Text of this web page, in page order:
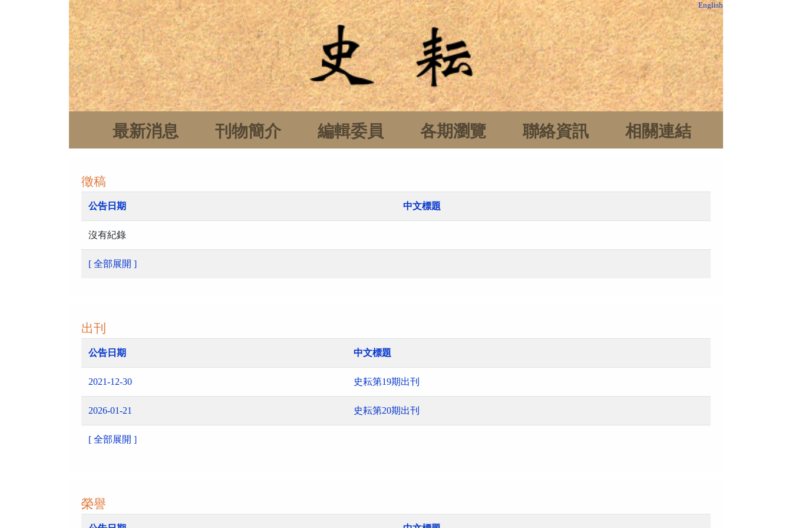
English
最新消息 刊物簡介 編輯委員 各期瀏覽 聯絡資訊 相關連結
徵稿
公告日期 中文標題
沒有紀錄
[ 全部展開 ]
出刊
公告日期 中文標題
2021-12-30 史耘第19期出刊
2026-01-21 史耘第20期出刊
[ 全部展開 ]
榮譽